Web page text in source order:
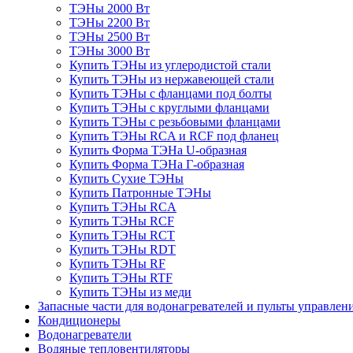
ТЭНы 2000 Вт
ТЭНы 2200 Вт
ТЭНы 2500 Вт
ТЭНы 3000 Вт
Купить ТЭНы из углеродистой стали
Купить ТЭНы из нержавеющей стали
Купить ТЭНы с фланцами под болты
Купить ТЭНы с круглыми фланцами
Купить ТЭНы с резьбовыми фланцами
Купить ТЭНы RCA и RCF под фланец
Купить Форма ТЭНа U-образная
Купить Форма ТЭНа Г-образная
Купить Сухие ТЭНы
Купить Патронные ТЭНы
Купить ТЭНы RCA
Купить ТЭНы RCF
Купить ТЭНы RCT
Купить ТЭНы RDT
Купить ТЭНы RF
Купить ТЭНы RTF
Купить ТЭНы из меди
Запасные части для водонагревателей и пульты
Кондиционеры
Водонагреватели
Водяные тепловентиляторы